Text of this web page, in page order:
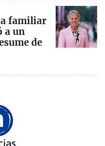
familiar
a un
de